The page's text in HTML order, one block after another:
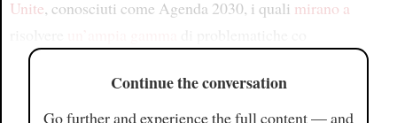
Unite, conosciuti come Agenda 2030, i quali mirano a
Continue the conversation
Go further and experience the full content — and